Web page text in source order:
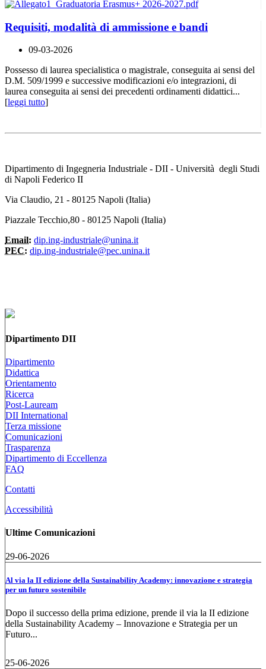
Requisiti, modalità di ammissione e bandi
09-03-2026
Possesso di laurea specialistica o magistrale, conseguita ai sensi del
D.M. 509/1999 e successive modificazioni e/o integrazioni, di
laurea conseguita ai sensi dei precedenti ordinamenti didattici...
[leggi tutto]
Dipartimento di Ingegneria Industriale - DII - Università degli Studi
di Napoli Federico II
Via Claudio, 21 - 80125 Napoli (Italia)
Piazzale Tecchio,80 - 80125 Napoli (Italia)
Email: dip.ing-industriale@unina.it
PEC: dip.ing-industriale@pec.unina.it
Dipartimento DII
Dipartimento
Didattica
Orientamento
Ricerca
Post-Lauream
DII International
Terza missione
Comunicazioni
Trasparenza
Dipartimento di Eccellenza
FAQ
Contatti
Accessibilità
Ultime Comunicazioni
29-06-2026
Al via la II edizione della Sustainability Academy: innovazione e strategia
per un futuro sostenibile
Dopo il successo della prima edizione, prende il via la II edizione
della Sustainability Academy – Innovazione e Strategia per un
Futuro...
25-06-2026